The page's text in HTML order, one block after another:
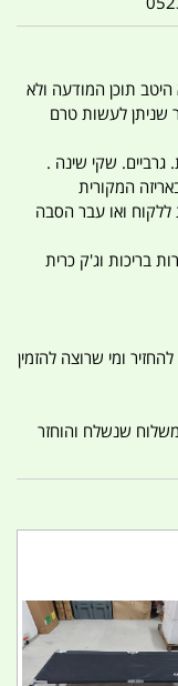
היטב תוכן המודעה ולא
שניתן לעשות טרם
גרביים. שקי שינה .
המקורית
ללקוח ואו עבר הסבה
בריכות וג'ק כרית
ומי שרוצה להזמין
שנשלח והוחזר